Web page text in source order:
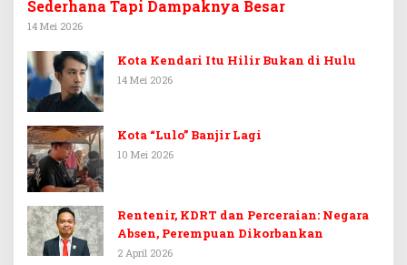
Sederhana Tapi Dampaknya Besar
14 Mei 2026
Kota Kendari Itu Hilir Bukan di Hulu
14 Mei 2026
Kota “Lulo” Banjir Lagi
10 Mei 2026
Rentenir, KDRT dan Perceraian: Negara
Absen, Perempuan Dikorbankan
2 April 2026